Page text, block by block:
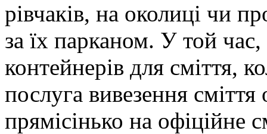
рівчаків, на околиці чи
за їх парканом. У той
контейнерів для сміття,
послуга вивезення
прямісінько на офіційне